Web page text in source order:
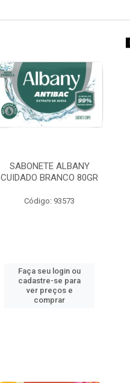
SABONETE ALBANY
CUIDADO BRANCO 80GR
Código: 93573
Faça seu login ou
cadastre-se para
ver preços e
comprar